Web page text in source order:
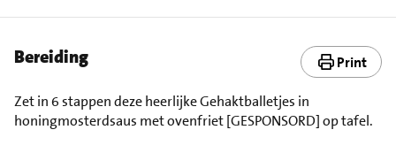
Bereiding Print
Zet in 6 stappen deze heerlijke Gehaktballetjes in
honingmosterdsaus met ovenfriet [GESPONSORD] op tafel.